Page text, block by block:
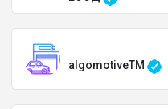
algomotiveTM